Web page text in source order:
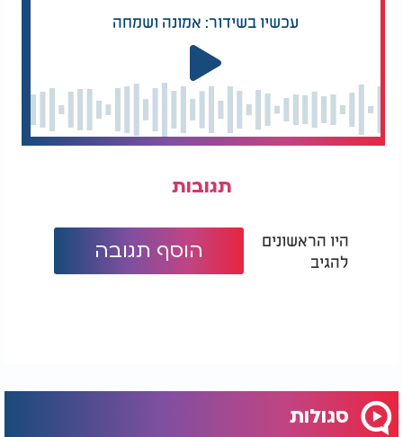
עכשיו בשידור: אמונה ושמחה
תגובות
היו הראשונים
להגיב
הוסף תגובה
סגולות